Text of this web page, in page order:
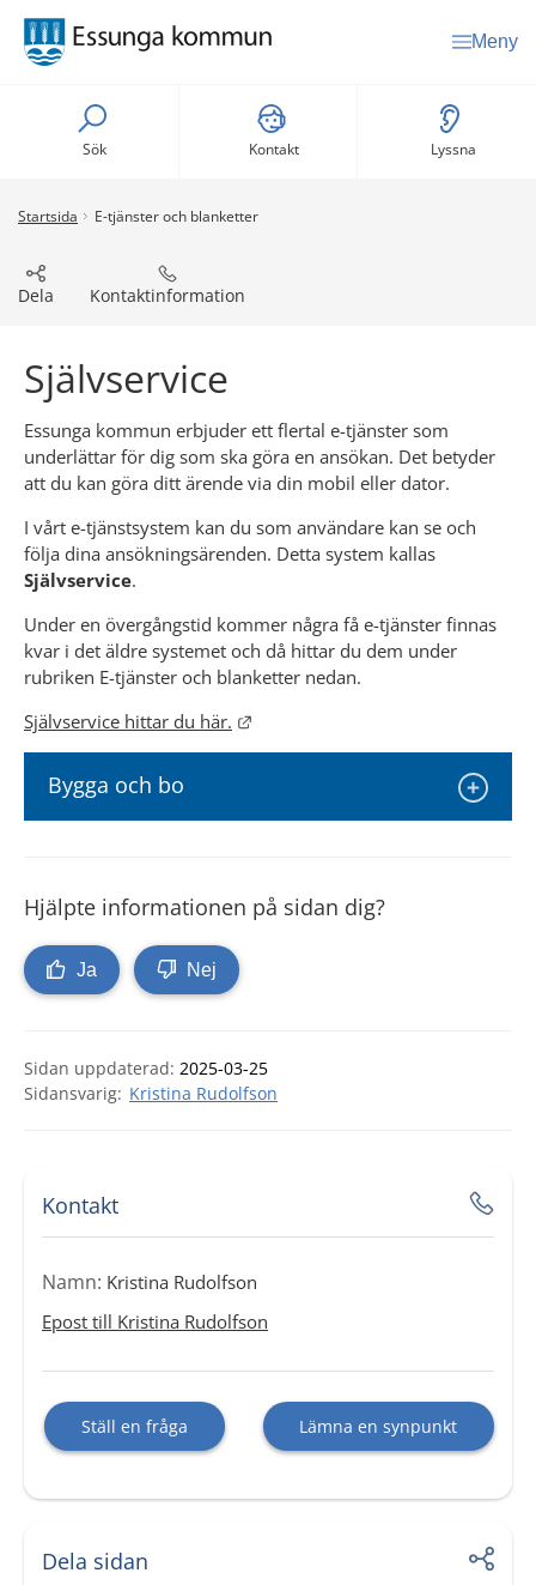
Meny
Sök Kontakt Lyssna
Startsida E-tjänster och blanketter
Dela Kontaktinformation
Självservice
Essunga kommun erbjuder ett flertal e-tjänster som
underlättar för dig som ska göra en ansökan. Det betyder
att du kan göra ditt ärende via din mobil eller dator.
I vårt e-tjänstsystem kan du som användare kan se och
Självservice.
Under en övergångstid kommer några få e-tjänster finnas
kvar i det äldre systemet och då hittar du dem under
rubriken E-tjänster och blanketter nedan.
Självservice hittar du här.
Länk till annan webbplats.
Bygga och bo
Hjälpte informationen på sidan dig?
Ja Nej
Sidan uppdaterad: 2025-03-25
Kristina Rudolfson
Kontakt
Namn: Kristina Rudolfson
Epost till Kristina Rudolfson
Ställ en fråga Lämna en synpunkt
Dela sidan